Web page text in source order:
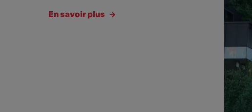
En savoir plus